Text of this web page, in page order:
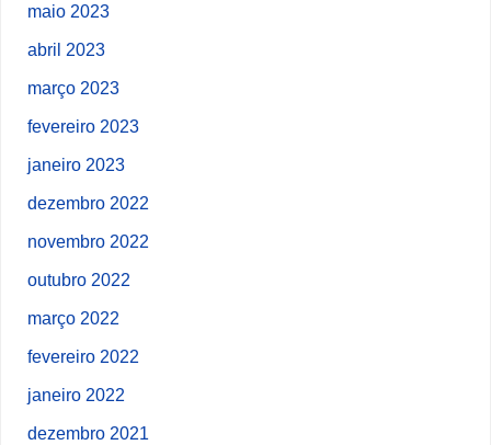
maio 2023
abril 2023
março 2023
fevereiro 2023
janeiro 2023
dezembro 2022
novembro 2022
outubro 2022
março 2022
fevereiro 2022
janeiro 2022
dezembro 2021